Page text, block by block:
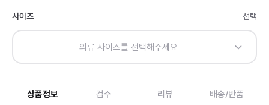
사이즈 선택
의류 사이즈를 선택해주세요
상품정보 검수 리뷰 배송/반품